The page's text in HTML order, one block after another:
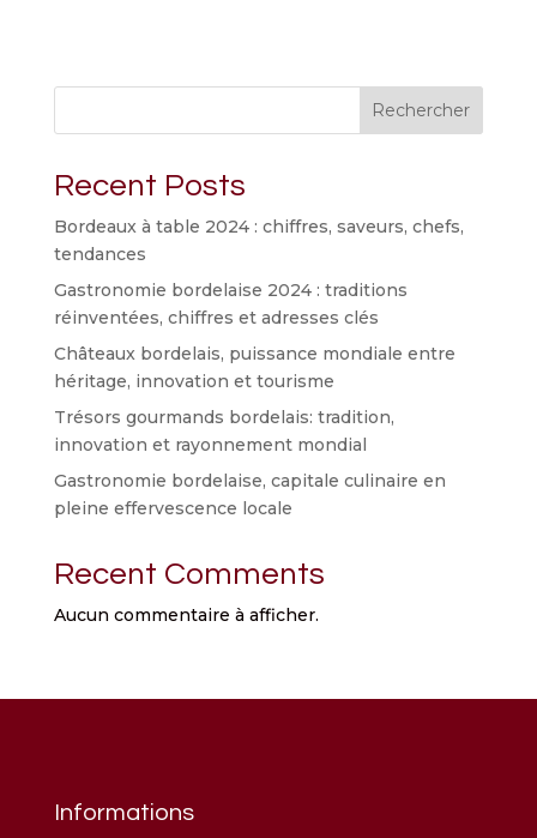
Rechercher
Recent Posts
Bordeaux à table 2024 : chiffres, saveurs, chefs,
tendances
Gastronomie bordelaise 2024 : traditions
réinventées, chiffres et adresses clés
Châteaux bordelais, puissance mondiale entre
héritage, innovation et tourisme
Trésors gourmands bordelais: tradition,
innovation et rayonnement mondial
Gastronomie bordelaise, capitale culinaire en
pleine effervescence locale
Recent Comments
Aucun commentaire à afficher.
Informations